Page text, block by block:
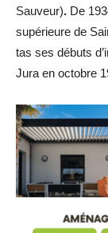
Sauveur). De
supérieure de
tas ses débuts
Jura en octobre